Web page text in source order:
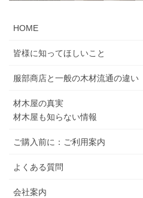
HOME
皆様に知ってほしいこと
服部商店と一般の木材流通の違い
材木屋の真実
材木屋も知らない情報
ご購入前に：ご利用案内
よくある質問
会社案内